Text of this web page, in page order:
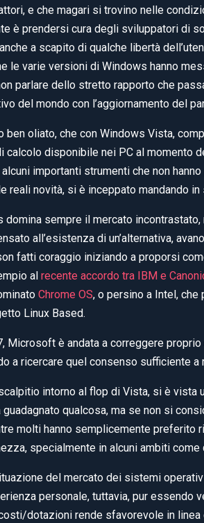
e che magari si trovino nelle
è prendersi cura degli sviluppatori di
a scapito di qualche libertà
le varie versioni di Windows hanno
parlare dello stretto rapporto che
del mondo con l’aggiornamento del
ben oliato, che con Windows Vista,
calcolo disponibile nei PC al momento
importanti strumenti che non
reali novità, si è inceppato mandando in
domina sempre il mercato
all’esistenza di un’alternativa,
fatti coraggio iniziando a proporsi
al recente accordo tra IBM e
Chrome OS, o persino a Intel,
Linux Based.
Microsoft è andata a correggere
a ricercare quel consenso sufficiente
intorno al flop di Vista, si è vista
guadagnato qualcosa, ma se non si
molti hanno semplicemente preferito
specialmente in alcuni ambiti come
del mercato dei sistemi
personale, tuttavia, pur essendo
dotazioni rende sfavorevole in linea